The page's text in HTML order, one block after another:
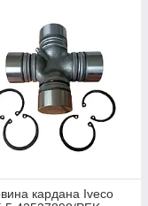
кардана Iveco